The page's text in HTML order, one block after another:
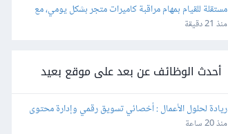
إعداد تقارير واضحة ومنظمة.
منذ 21 دقيقة
أحدث الوظائف عن بعد على موقع بعيد
ريادة لحلول الأعمال : أخصائي تسويق رقمي وإدارة محتوى
منذ 20 ساعة